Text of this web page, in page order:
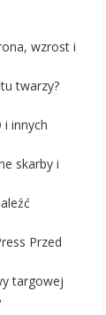
wzrost i
twarzy?
i innych
skarby i
Przed
targowej